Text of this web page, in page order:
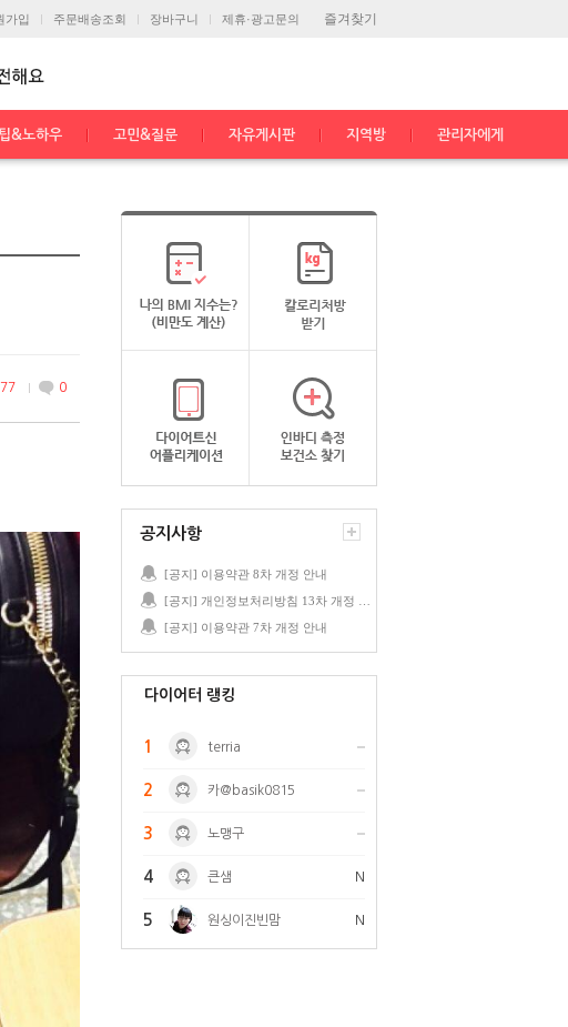
즐겨찾기
가입 주문배송조회 장바구니 제휴·광고문의
팁&노하우 고민&질문 자유게시판 지역방 관리자에게
77 0
공지사항
[공지] 이용약관 8차 개정 안내
[공지] 이용약관 7차 개정 안내
다이어터 랭킹
1 terria
2 카@basik0815
3 노맹구
4 큰샘 N
5 원싱이진빈맘 N